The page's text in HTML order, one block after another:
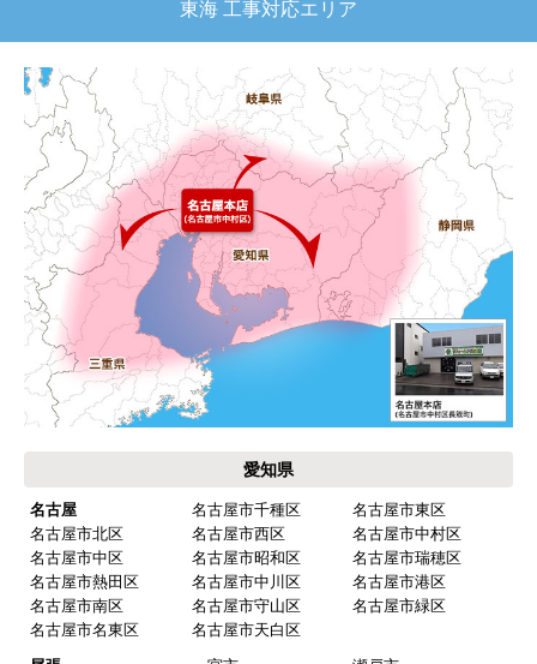
東海 工事対応エリア
愛知県
名古屋 名古屋市千種区
名古屋市東区
名古屋市北区
名古屋市西区
名古屋市中村区
名古屋市中区
名古屋市昭和区
名古屋市瑞穂区
名古屋市熱田区
名古屋市中川区
名古屋市港区
名古屋市南区
名古屋市守山区
名古屋市緑区
名古屋市名東区
名古屋市天白区